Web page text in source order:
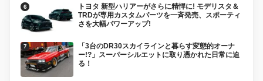
トヨタ 新型ハリアーがさらに精悍に! モデリスタ＆
TRDが専用カスタムパーツを一斉発売、スポーティ
さを大幅パワーアップ!
「3台のDR30スカイラインと暮らす変態的オーナ
ー!?」スーパーシルエットに取り憑かれた日常に迫
る！